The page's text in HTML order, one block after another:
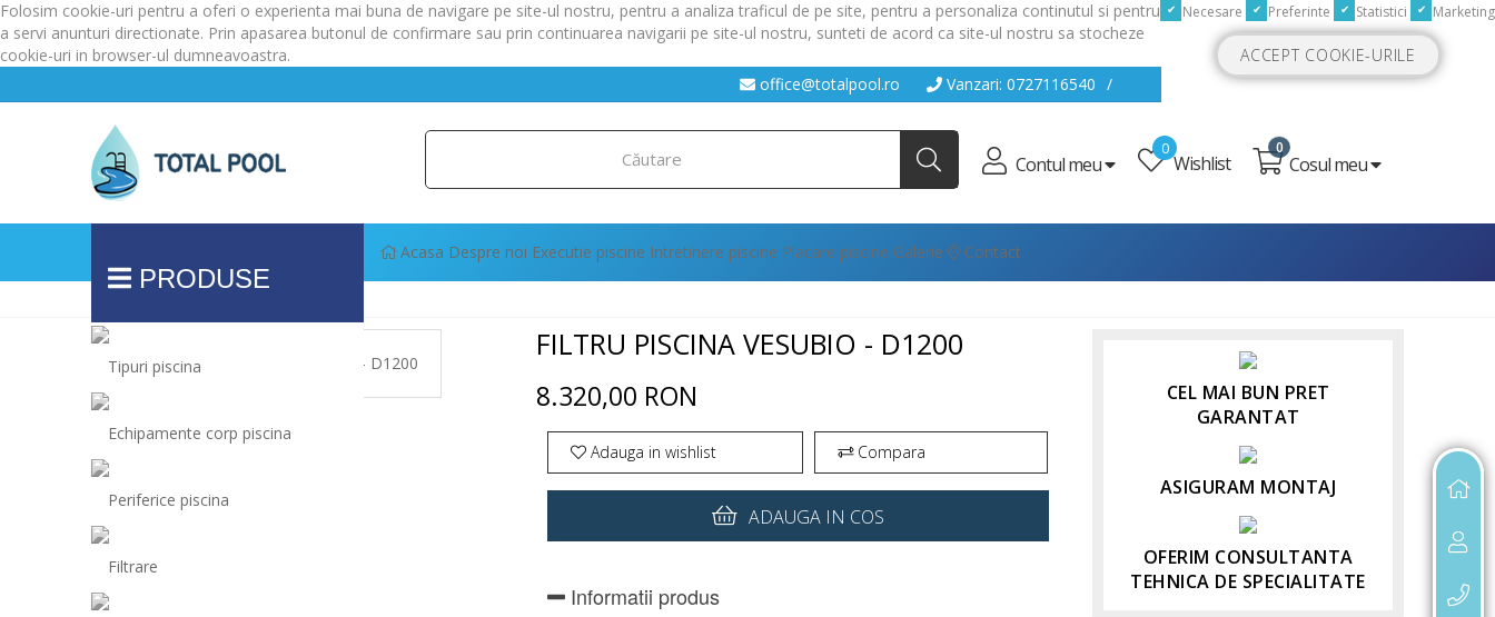
Necesare Preferinte Statistici Marketing
ACCEPT COOKIE-URILE
Folosim cookie-uri pentru a oferi o experienta mai buna de navigare pe site-ul nostru, pentru a analiza traficul de pe site, pentru a personaliza continutul si pentru
a servi anunturi directionate. Prin apasarea butonul de confirmare sau prin continuarea navigarii pe site-ul nostru, sunteti de acord ca site-ul nostru sa stocheze
cookie-uri in browser-ul dumneavoastra.
office@totalpool.ro
Vanzari: 0727116540 /
Contul meu
0
Wishlist
0
Cosul meu
PRODUSE
Tipuri piscina
Echipamente corp piscina
Periferice piscina
Filtrare
Acasa Despre noi Executie piscine Intretinere piscine Placare piscine Galerie Contact
FILTRU PISCINA VESUBIO - D1200
8.320,00 RON
Adauga in wishlist Compara
ADAUGA IN COS
Informatii produs
CEL MAI BUN PRET
GARANTAT
ASIGURAM MONTAJ
OFERIM CONSULTANTA
TEHNICA DE SPECIALITATE